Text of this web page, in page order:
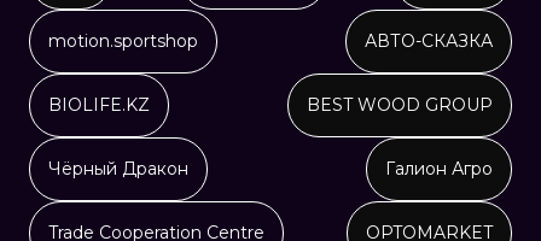
motion.sportshop АВТО-СКАЗКА
BIOLIFE.KZ BEST WOOD GROUP
Чёрный Дракон Галион Агро
Trade Cooperation Centre OPTOMARKET